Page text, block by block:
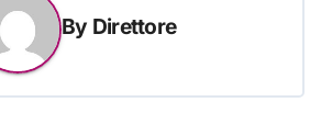
By Direttore